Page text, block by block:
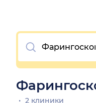
Очистить
2 клиники